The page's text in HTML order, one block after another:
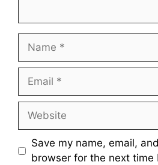
Name
Email
Website
Save my name, email,
browser for the next time